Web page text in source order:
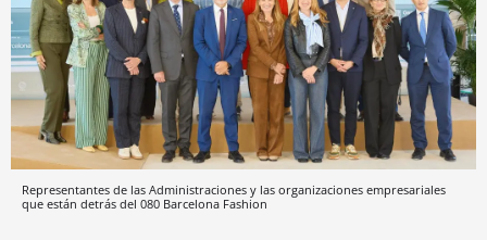
Representantes de las Administraciones y las organizaciones empresariales
que están detrás del 080 Barcelona Fashion